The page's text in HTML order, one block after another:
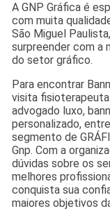
A GNP Gráfica é
com muita
São Miguel
surpreender com a
do setor gráfico.
Para encontrar
visita fisioterapeuta
advogado luxo,
personalizado,
segmento de
Gnp. Com a
dúvidas sobre os
melhores
conquista sua
maiores objetivos